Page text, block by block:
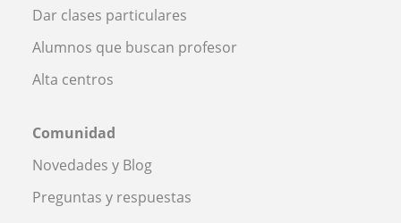
Dar clases particulares
Alumnos que buscan profesor
Alta centros
Comunidad
Novedades y Blog
Preguntas y respuestas